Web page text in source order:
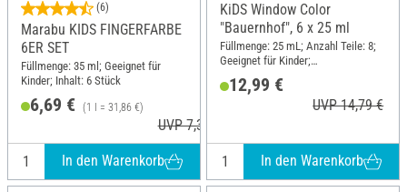
(6)
Marabu KIDS FINGERFARBE
6ER SET
Füllmenge: 35 ml; Geeignet für
Kinder; Inhalt: 6 Stück
6,69 € (1 l = 31,86 €)
UVP 7,39 €
In den Warenkorb
KiDS Window Color
"Bauernhof", 6 x 25 ml
Füllmenge: 25 mL; Anzahl Teile: 8;
Geeignet für Kinder;
12,99 €
UVP 14,79 €
In den Warenkorb